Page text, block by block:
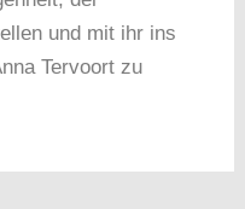
und mit ihr ins
Tervoort zu